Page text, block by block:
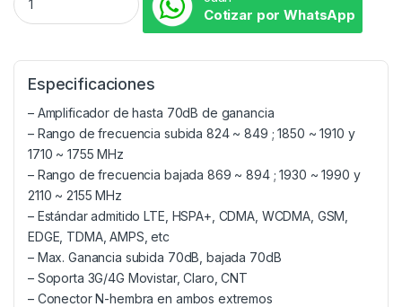
Cotizar por WhatsApp
Especificaciones
– Amplificador de hasta 70dB de ganancia
– Rango de frecuencia subida 824 ~ 849 ; 1850 ~ 1910 y
1710 ~ 1755 MHz
– Rango de frecuencia bajada 869 ~ 894 ; 1930 ~ 1990 y
2110 ~ 2155 MHz
– Estándar admitido LTE, HSPA+, CDMA, WCDMA, GSM,
EDGE, TDMA, AMPS, etc
– Max. Ganancia subida 70dB, bajada 70dB
– Soporta 3G/4G Movistar, Claro, CNT
– Conector N-hembra en ambos extremos